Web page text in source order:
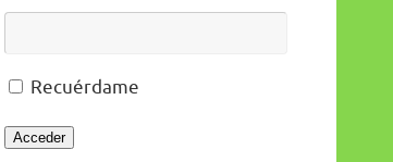
Recuérdame
Acceder